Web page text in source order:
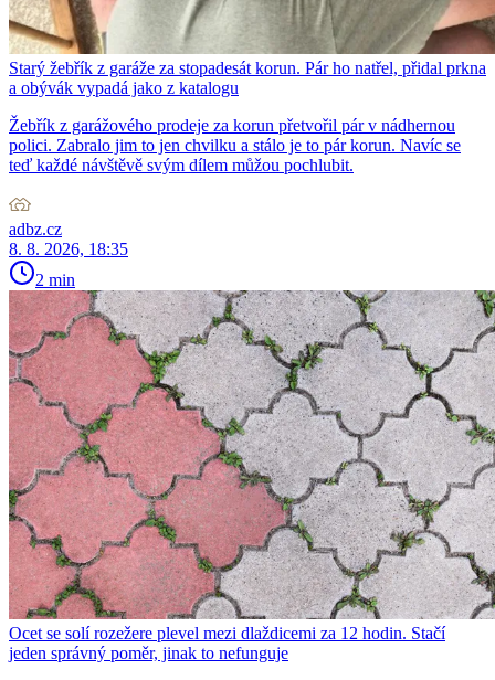
Starý žebřík z garáže za stopadesát korun. Pár ho natřel, přidal prkna
a obývák vypadá jako z katalogu
Žebřík z garážového prodeje za korun přetvořil pár v nádhernou
polici. Zabralo jim to jen chvilku a stálo je to pár korun. Navíc se
teď každé návštěvě svým dílem můžou pochlubit.
adbz.cz
8. 8. 2026, 18:35
2 min
Ocet se solí rozežere plevel mezi dlaždicemi za 12 hodin. Stačí
jeden správný poměr, jinak to nefunguje